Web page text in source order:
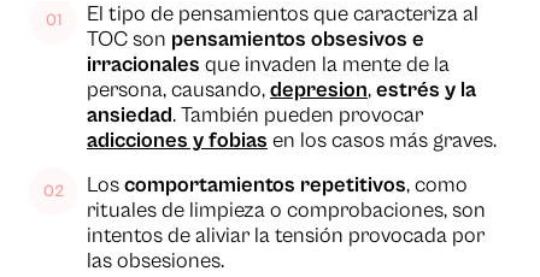
El tipo de pensamientos que caracteriza al
TOC son pensamientos obsesivos e
irracionales que invaden la mente de la
persona, causando,depresion,estrés y la
ansiedad. También pueden provocar
adicciones y fobias en los casos más graves.
Loscomportamientos repetitivos, como
rituales de limpieza o comprobaciones, son
intentos de aliviar la tensión provocada por
las obsesiones.